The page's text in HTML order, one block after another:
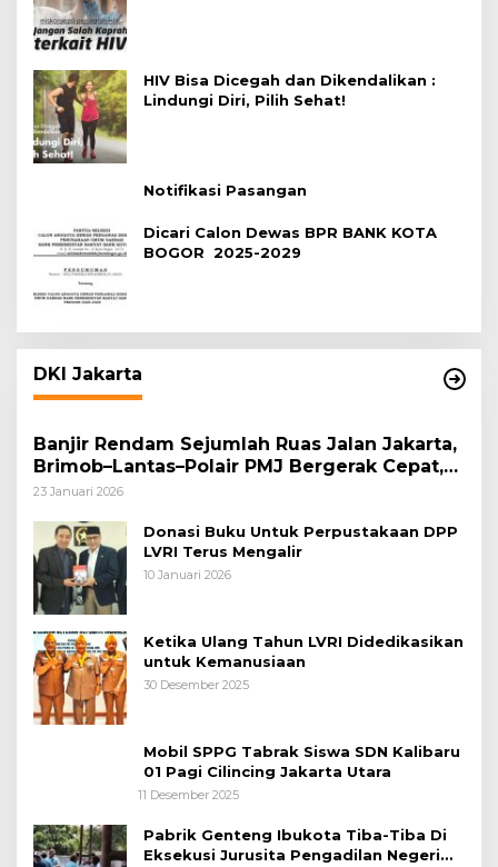
HIV Bisa Dicegah dan Dikendalikan :
Lindungi Diri, Pilih Sehat!
Notifikasi Pasangan
Dicari Calon Dewas BPR BANK KOTA
BOGOR 2025-2029
DKI Jakarta
Banjir Rendam Sejumlah Ruas Jalan Jakarta,
Brimob–Lantas–Polair PMJ Bergerak Cepat,
Polri Siagakan 128.247 Personel Secara
23 Januari 2026
Donasi Buku Untuk Perpustakaan DPP
LVRI Terus Mengalir
10 Januari 2026
Ketika Ulang Tahun LVRI Didedikasikan
untuk Kemanusiaan
30 Desember 2025
Mobil SPPG Tabrak Siswa SDN Kalibaru
01 Pagi Cilincing Jakarta Utara
11 Desember 2025
Pabrik Genteng Ibukota Tiba-Tiba Di
Eksekusi Jurusita Pengadilan Negeri